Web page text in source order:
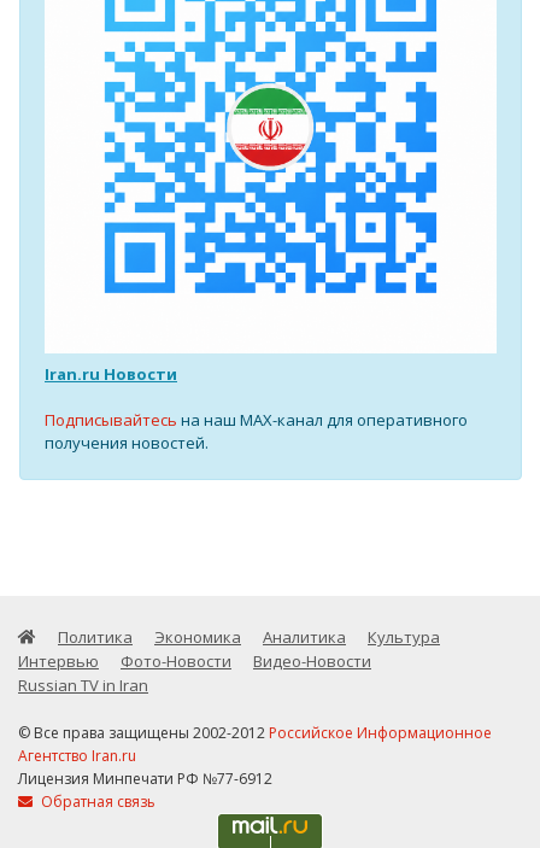
Iran.ru Новости
Подписывайтесь на наш MAX-канал для оперативного
получения новостей.
Политика Экономика Аналитика
Культура
Интервью
Фото-Новости
Видео-Новости
Russian TV in Iran
© Все права защищены 2002-2012 Российское Информационное
Агентство Iran.ru
Лицензия Минпечати РФ №77-6912
Обратная связь